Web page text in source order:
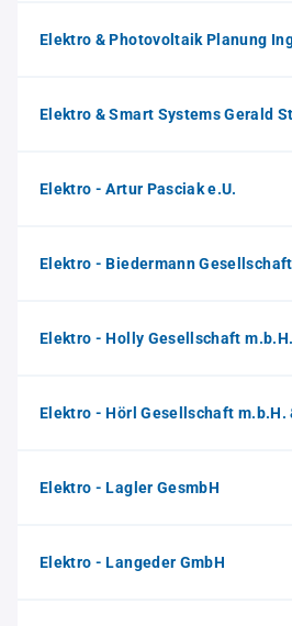
Elektro & Photovoltaik Planung
Elektro & Smart Systems Gerald
Elektro - Artur Pasciak e.U.
Elektro - Biedermann Gesellschaft
Elektro - Holly Gesellschaft m.b.H.
Elektro - Hörl Gesellschaft m.b.H.
Elektro - Lagler GesmbH
Elektro - Langeder GmbH